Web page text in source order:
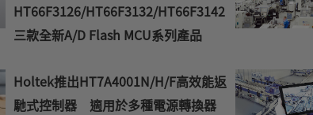
HT66F3126/HT66F3132/HT66F3142
三款全新A/D Flash MCU系列產品
Holtek推出HT7A4001N/H/F高效能返
馳式控制器 適用於多種電源轉換器